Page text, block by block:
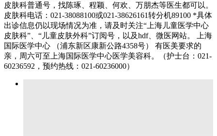
皮肤科普通号，找陈琢、程颖、何欢、万朋杰等医生都可以。
皮肤科电话：021-38088100或021-38626161转分机89100 *具体
出诊信息仍以现场情况为准，请及时关注“上海儿童医学中心
皮肤科”、“儿童皮肤外科”订阅号，以及hdf、微医网站。 上海
国际医学中心 （浦东新区康新公路4358号） 有医美要求的
亲，周六可至上海国际医学中心医学美容科。（护士台：021-
60236592，预约热线：021-60236000）